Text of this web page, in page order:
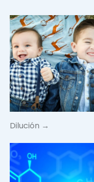
Dilución →